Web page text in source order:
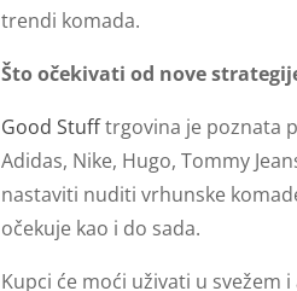
trendi komada.
Što očekivati od nove
Good Stufftrgovina je poznata
Adidas, Nike, Hugo, Tommy
nastaviti nuditi vrhunske
očekuje kao i do sada.
Kupci će moći uživati u svežem